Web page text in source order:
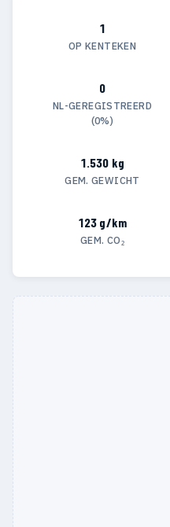
1
OP KENTEKEN
0
NL-GEREGISTREERD
(0%)
1.530 kg
GEM. GEWICHT
123 g/km
GEM. CO₂